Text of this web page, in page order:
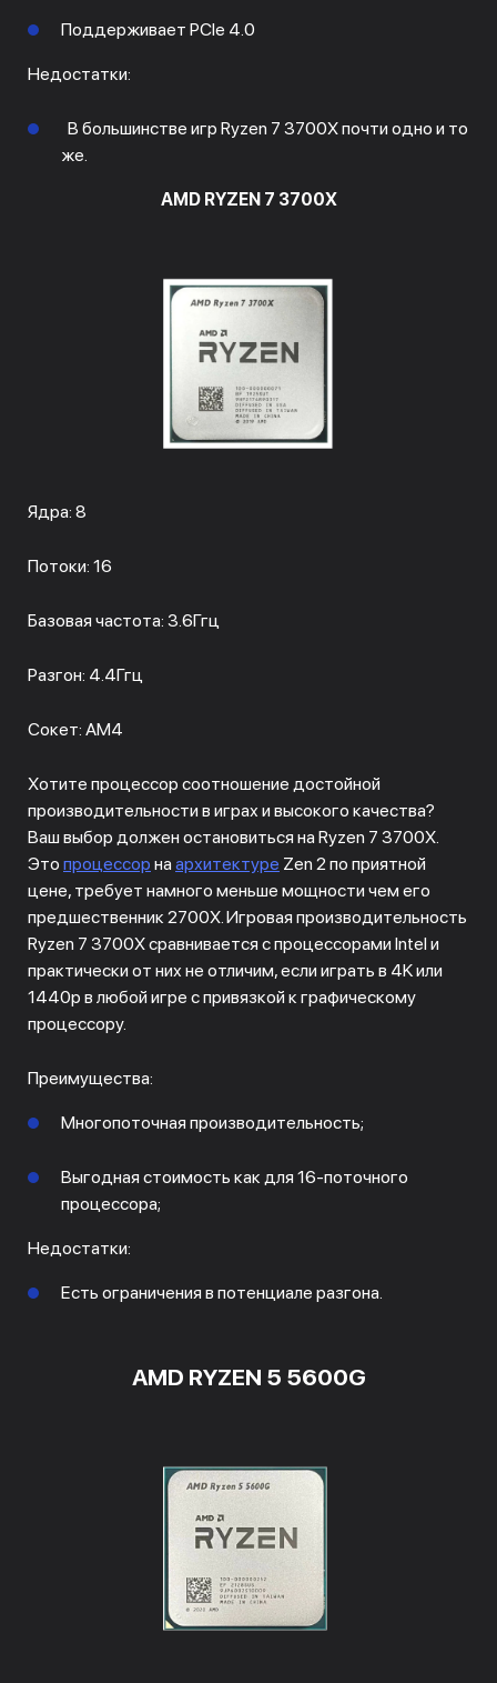
Поддерживает PCIe 4.0
Недостатки:
В большинстве игр Ryzen 7 3700X почти одно и то
же.
AMD RYZEN 7 3700X
Ядра: 8
Потоки: 16
Базовая частота: 3.6Ггц
Разгон: 4.4Ггц
Сокет: AM4
Хотите процессор соотношение достойной
производительности в играх и высокого качества?
Ваш выбор должен остановиться на Ryzen 7 3700X.
Это процессор на архитектуре Zen 2 по приятной
цене, требует намного меньше мощности чем его
предшественник 2700X. Игровая производительность
Ryzen 7 3700X сравнивается с процессорами Intel и
практически от них не отличим, если играть в 4K или
1440p в любой игре с привязкой к графическому
процессору.
Преимущества:
Многопоточная производительность;
Выгодная стоимость как для 16-поточного
процессора;
Недостатки:
Есть ограничения в потенциале разгона.
AMD RYZEN 5 5600G